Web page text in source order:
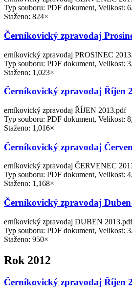
Typ souboru: PDF dokument, Velikost:
Staženo: 824×
Černíkovický zpravodaj
erníkovický zpravodaj PROSINEC
Typ souboru: PDF dokument, Velikost:
Staženo: 1,023×
Černíkovický zpravodaj Říjen
erníkovický zpravodaj ŘÍJEN 2013.pdf
Typ souboru: PDF dokument, Velikost:
Staženo: 1,016×
Černíkovický zpravodaj
erníkovický zpravodaj ČERVENEC
Typ souboru: PDF dokument, Velikost:
Staženo: 1,168×
Černíkovický zpravodaj Duben
erníkovický zpravodaj DUBEN 2013.pdf
Typ souboru: PDF dokument, Velikost:
Staženo: 950×
Rok 2012
Černíkovický zpravodaj Říjen